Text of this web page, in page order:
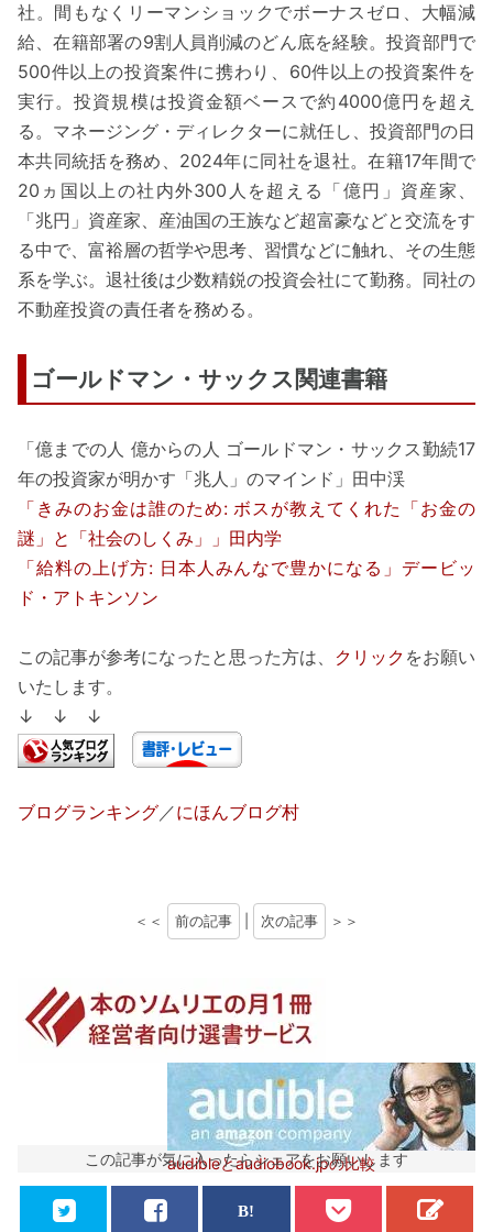
社。間もなくリーマンショックでボーナスゼロ、大幅減
給、在籍部署の9割人員削減のどん底を経験。投資部門で
500件以上の投資案件に携わり、60件以上の投資案件を
実行。投資規模は投資金額ベースで約4000億円を超え
る。マネージング・ディレクターに就任し、投資部門の日
本共同統括を務め、2024年に同社を退社。在籍17年間で
20ヵ国以上の社内外300人を超える「億円」資産家、
「兆円」資産家、産油国の王族など超富豪などと交流をす
る中で、富裕層の哲学や思考、習慣などに触れ、その生態
系を学ぶ。退社後は少数精鋭の投資会社にて勤務。同社の
不動産投資の責任者を務める。
ゴールドマン・サックス関連書籍
「億までの人 億からの人 ゴールドマン・サックス勤続17
年の投資家が明かす「兆人」のマインド」田中渓
「きみのお金は誰のため: ボスが教えてくれた「お金の
謎」と「社会のしくみ」」田内学
「給料の上げ方: 日本人みんなで豊かになる」デービッ
ド・アトキンソン
この記事が参考になったと思った方は、 クリック をお願い
いたします。
↓ ↓ ↓
ブログランキング ／にほんブログ村
＜＜ 前の記事 次の記事 ＞＞
audibleとaudiobook.jpの比較
この記事が気に入ったらシェアをお願いします